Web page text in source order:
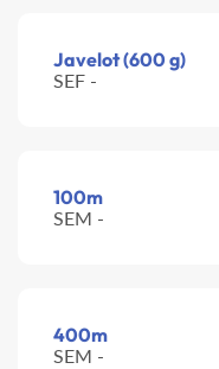
Javelot (600 g)
SEF -
100m
SEM -
400m
SEM -